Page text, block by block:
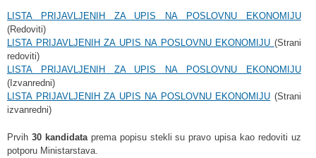
LISTA PRIJAVLJENIH ZA UPIS NA POSLOVNU EKONOMIJU
(Redoviti)
LISTA PRIJAVLJENIH ZA UPIS NA POSLOVNU EKONOMIJU (Strani
redoviti)
LISTA PRIJAVLJENIH ZA UPIS NA POSLOVNU EKONOMIJU
(Izvanredni)
LISTA PRIJAVLJENIH ZA UPIS NA POSLOVNU EKONOMIJU (Strani
izvanredni)
Prvih 30 kandidataprema popisu stekli su pravo upisa kao redoviti uz
potporu Ministarstava.